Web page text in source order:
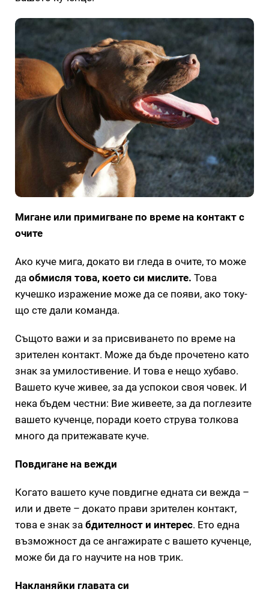
Мигане или примигване по време на контакт с
очите
Ако куче мига, докато ви гледа в очите, то може
да обмисля това, което си мислите. Това
кучешко изражение може да се появи, ако току-
що сте дали команда.
Същото важи и за присвиването по време на
зрителен контакт. Може да бъде прочетено като
знак за умилостивение. И това е нещо хубаво.
Вашето куче живее, за да успокои своя човек. И
нека бъдем честни: Вие живеете, за да поглезите
вашето кученце, поради което струва толкова
много да притежавате куче.
Повдигане на вежди
Когато вашето куче повдигне едната си вежда –
или и двете – докато прави зрителен контакт,
това е знак за бдителност и интерес. Ето една
възможност да се ангажирате с вашето кученце,
може би да го научите на нов трик.
Накланяйки главата си